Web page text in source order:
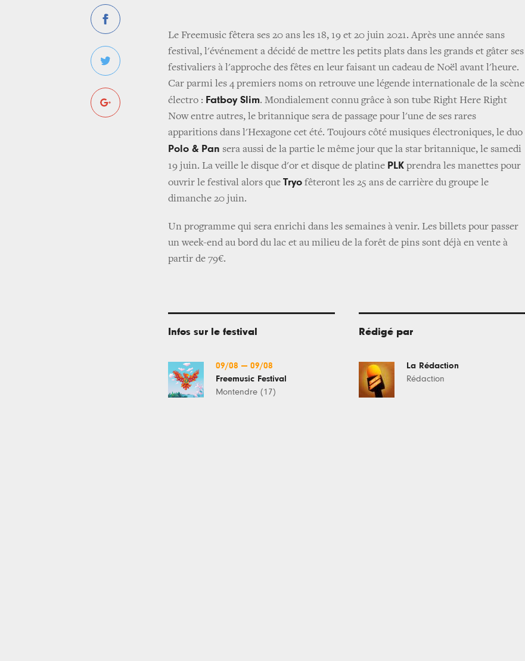
Le Freemusic fêtera ses 20 ans les 18, 19 et 20 juin 2021. Après une année sans
festival, l'événement a décidé de mettre les petits plats dans les grands et gâter ses
festivaliers à l'approche des fêtes en leur faisant un cadeau de Noël avant l'heure.
Car parmi les 4 premiers noms on retrouve une légende internationale de la scène
électro : Fatboy Slim. Mondialement connu grâce à son tube Right Here Right
Now entre autres, le britannique sera de passage pour l'une de ses rares
apparitions dans l'Hexagone cet été. Toujours côté musiques électroniques, le duo
Polo & Pan sera aussi de la partie le même jour que la star britannique, le samedi
19 juin. La veille le disque d'or et disque de platine PLK prendra les manettes pour
ouvrir le festival alors que Tryo fêteront les 25 ans de carrière du groupe le
dimanche 20 juin.
Un programme qui sera enrichi dans les semaines à venir. Les billets pour passer
un week-end au bord du lac et au milieu de la forêt de pins sont déjà en vente à
partir de 79€.
Infos sur le festival
09/08 — 09/08
Freemusic Festival
Montendre (17)
Rédigé par
La Rédaction
Rédaction